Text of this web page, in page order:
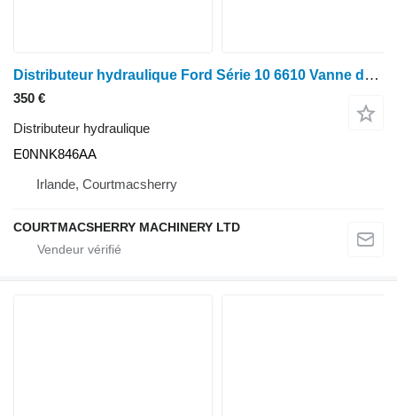
Distributeur hydraulique Ford Série 10 6610 Vanne de priorité E4nnk846aa ; E4nnr947fa ; E0nnk846a E0NNK846AA pour tracteur à roues
350 €
Distributeur hydraulique
E0NNK846AA
Irlande, Courtmacsherry
COURTMACSHERRY MACHINERY LTD